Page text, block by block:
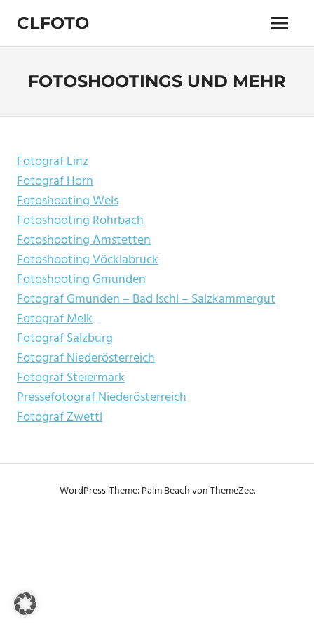
Inhalt
springen
CLFOTO
Fotograf
Lanegger
aus
/
Menü
FOTOSHOOTINGS UND MEHR
Fotograf Linz
Fotograf Horn
Fotoshooting Wels
Fotoshooting Rohrbach
Fotoshooting Amstetten
Fotoshooting Vöcklabruck
Fotoshooting Gmunden
Fotograf Gmunden – Bad Ischl – Salzkammergut
Fotograf Melk
Fotograf Salzburg
Fotograf Niederösterreich
Fotograf Steiermark
Pressefotograf Niederösterreich
Fotograf Zwettl
WordPress-Theme: Palm Beach von ThemeZee.